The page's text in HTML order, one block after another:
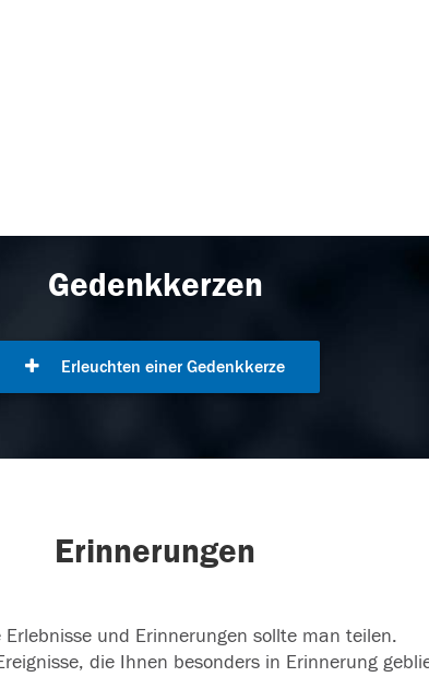
Gedenkkerzen
Erleuchten einer Gedenkkerze
Erinnerungen
Erlebnisse und Erinnerungen sollte man teilen.
die Ihnen besonders in Erinnerung